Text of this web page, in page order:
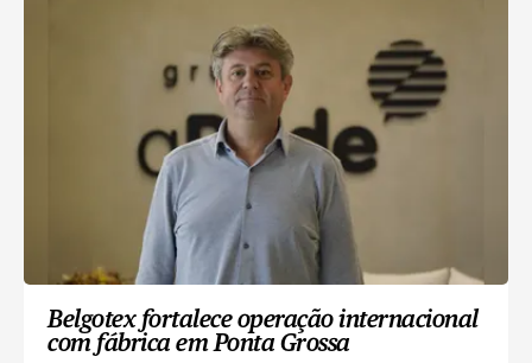
Belgotex fortalece operação internacional
com fábrica em Ponta Grossa